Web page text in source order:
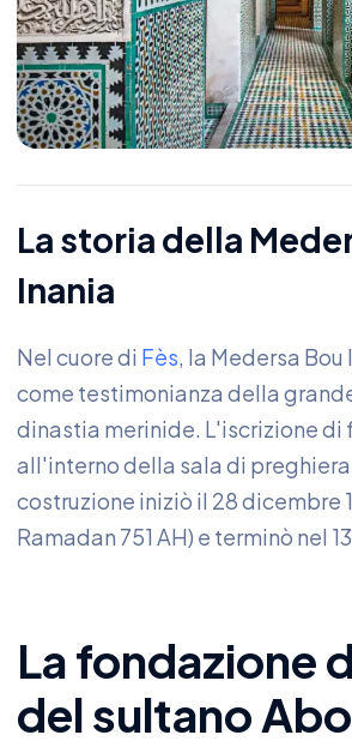
La storia della
Inania
Nel cuore di Fès, la Medersa Bou
come testimonianza della
dinastia merinide. L'iscrizione di
all'interno della sala di
costruzione iniziò il 28 dicembre
Ramadan 751 AH) e terminò nel
La fondazione
del sultano